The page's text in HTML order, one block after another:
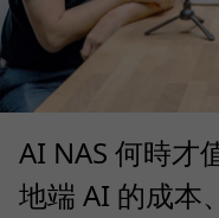
AI NAS 何時才
地端 AI 的成本